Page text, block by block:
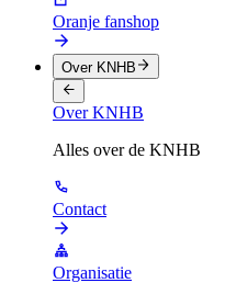
Oranje fanshop
Over KNHB
Over KNHB
Alles over de KNHB
Contact
Organisatie